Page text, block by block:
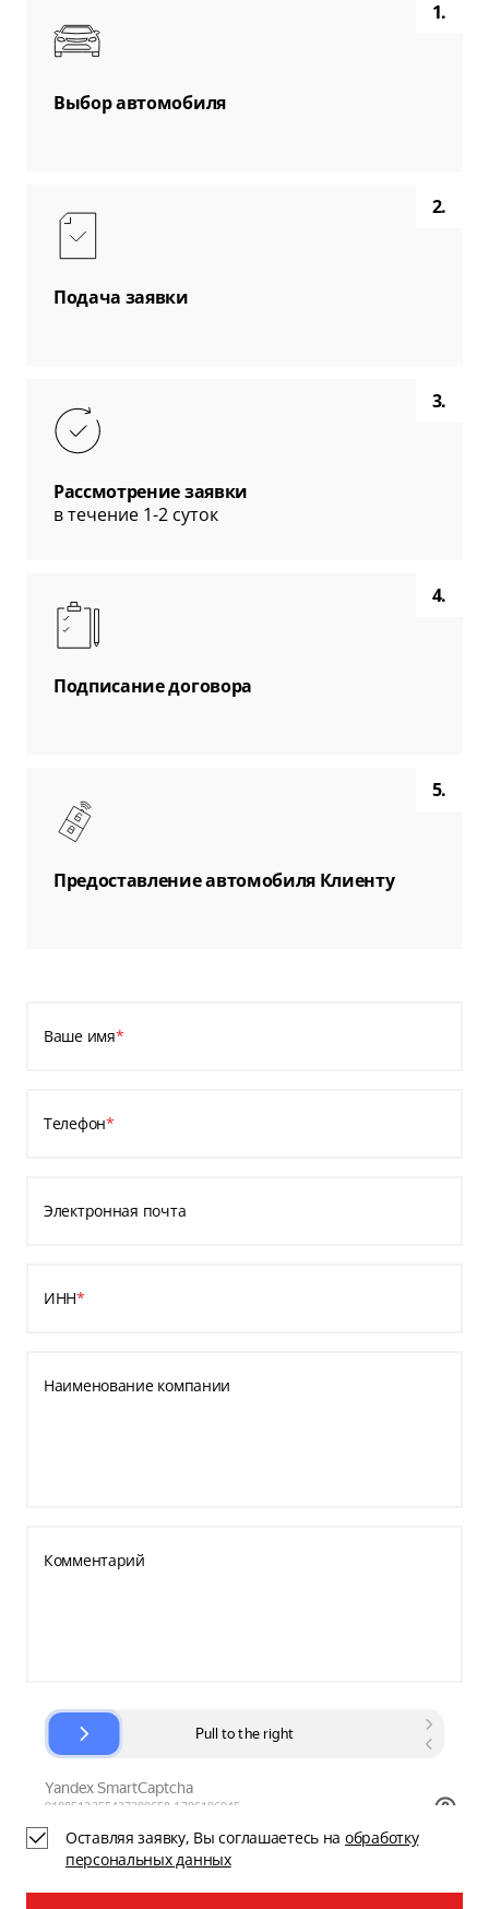
1.
Выбор автомобиля
2.
Подача заявки
3.
Рассмотрение заявки
в течение 1-2 суток
4.
Подписание договора
5.
Предоставление автомобиля Клиенту
Ваше имя*
Телефон*
Электронная почта
ИНН*
Наименование компании
Комментарий
Оставляя заявку, Вы соглашаетесь на обработку
персональных данных